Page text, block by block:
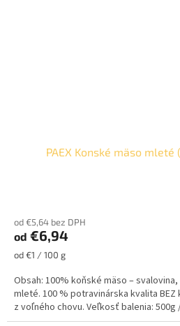
PAEX Konské mäso mleté
od €5,64 bez DPH
od €6,94
Jednotková
od €1 / 100 g
Obsah: 100% koňské mäso –
mleté. 100 % potravinárska kvalita
z voľného chovu. Veľkosť balenia: 500g